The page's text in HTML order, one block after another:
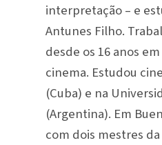
interpretação – e
Antunes Filho.
desde os 16 anos
cinema. Estudou
(Cuba) e na
(Argentina). Em
com dois mestres